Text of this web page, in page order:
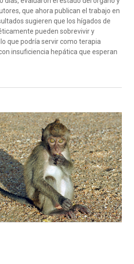
que ahora publican el trabajo en
sugieren que los hígados de
pueden sobrevivir y
que podría servir como terapia
insuficiencia hepática que esperan